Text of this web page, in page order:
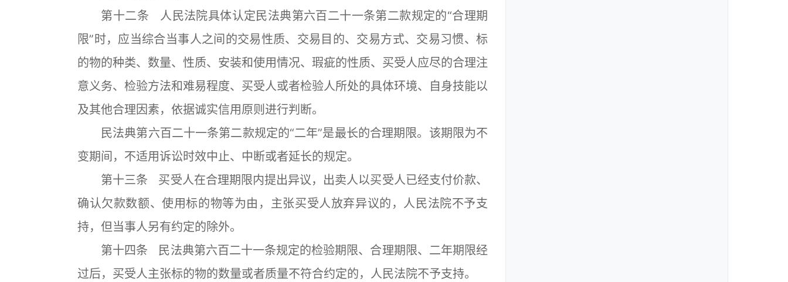
第十二条 人民法院具体认定民法典第六百二十一条第二款规定的“合理期
限”时，应当综合当事人之间的交易性质、交易目的、交易方式、交易习惯、标
的物的种类、数量、性质、安装和使用情况、瑕疵的性质、买受人应尽的合理注
意义务、检验方法和难易程度、买受人或者检验人所处的具体环境、自身技能以
及其他合理因素，依据诚实信用原则进行判断。
民法典第六百二十一条第二款规定的“二年”是最长的合理期限。该期限为不
变期间，不适用诉讼时效中止、中断或者延长的规定。
第十三条 买受人在合理期限内提出异议，出卖人以买受人已经支付价款、
确认欠款数额、使用标的物等为由，主张买受人放弃异议的，人民法院不予支
持，但当事人另有约定的除外。
第十四条 民法典第六百二十一条规定的检验期限、合理期限、二年期限经
过后，买受人主张标的物的数量或者质量不符合约定的，人民法院不予支持。